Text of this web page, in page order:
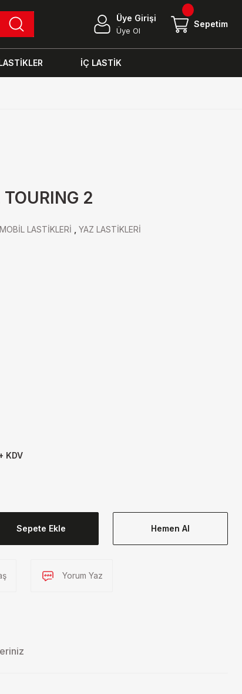
Üye Girişi
Üye Ol
Sepetim
İÇ LASTİK
2
LASTİKLERİ ,YAZ LASTİKLERİ
KDV
Sepete Ekle Hemen Al
Yorum Yaz